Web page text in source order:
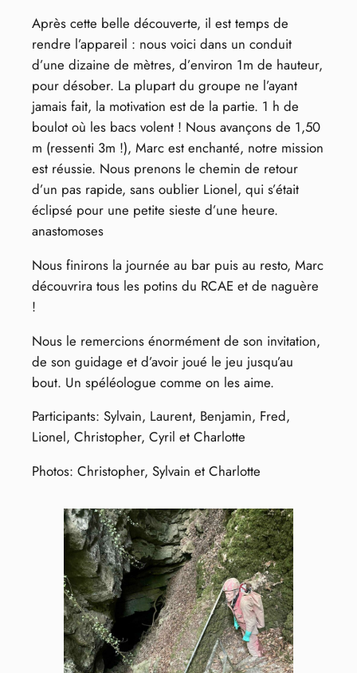
Après cette belle découverte, il est temps de
rendre l’appareil : nous voici dans un conduit
d’une dizaine de mètres, d’environ 1m de hauteur,
pour désober. La plupart du groupe ne l’ayant
jamais fait, la motivation est de la partie. 1 h de
boulot où les bacs volent ! Nous avançons de 1,50
m (ressenti 3m !), Marc est enchanté, notre mission
est réussie. Nous prenons le chemin de retour
d’un pas rapide, sans oublier Lionel, qui s’était
éclipsé pour une petite sieste d’une heure.
anastomoses
Nous finirons la journée au bar puis au resto, Marc
découvrira tous les potins du RCAE et de naguère
!
Nous le remercions énormément de son invitation,
de son guidage et d’avoir joué le jeu jusqu’au
bout. Un spéléologue comme on les aime.
Participants: Sylvain, Laurent, Benjamin, Fred,
Lionel, Christopher, Cyril et Charlotte
Photos: Christopher, Sylvain et Charlotte